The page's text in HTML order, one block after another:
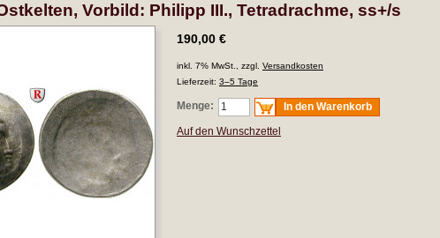
Vorbild: Philipp III., Tetradrachme, ss+/s
190,00 €
inkl. 7% MwSt., zzgl. Versandkosten
Lieferzeit: 3–5 Tage
Menge:
In den Warenkorb
Auf den Wunschzettel